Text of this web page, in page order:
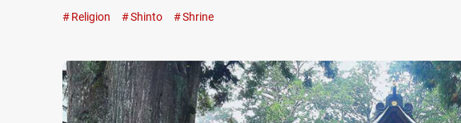
Religion Shinto Shrine